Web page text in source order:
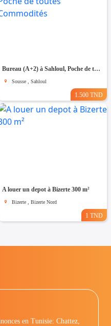
Bureau (A+2) à Sahloul, Poche de toutes Commodités
Sousse , Sahloul
1.500 TND
A louer un depot à Bizerte 300 m²
Bizerte , Bizerte Nord
1 TND
en Tunisie: Chattez,